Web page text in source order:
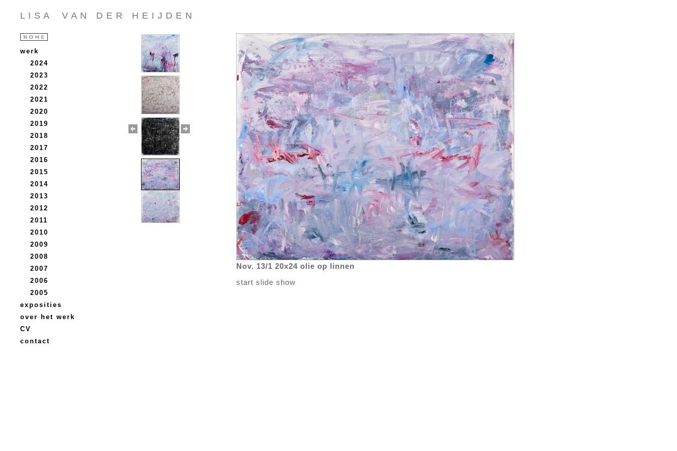
L I S A V A N D E R H E I J D E N
werk
2024
2023
2022
2021
2020
2019
2018
2017
2016
2015
2014
2013
2012
2011
2010
2009
2008
2007
2006
2005
exposities
over het werk
CV
contact
Nov. 13/1 20x24 olie op linnen
start slide show